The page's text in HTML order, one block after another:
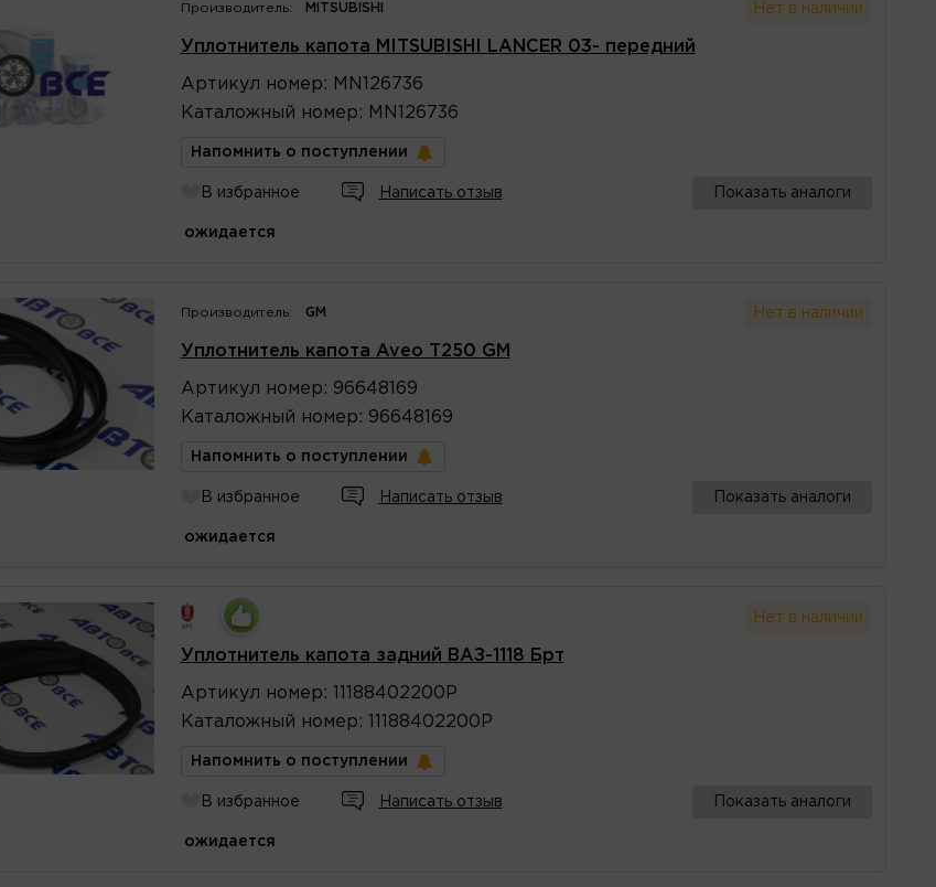
Производитель: MITSUBISHI Нет в наличии
Уплотнитель капота MITSUBISHI LANCER 03- передний
Артикул номер : MN126736
Каталожный номер : MN126736
Напомнить о поступлении
В избранное Написать отзыв Показать аналоги
ожидается
Производитель: GM Нет в наличии
Уплотнитель капота Aveo T250 GM
Артикул номер : 96648169
Каталожный номер : 96648169
Напомнить о поступлении
В избранное Написать отзыв Показать аналоги
ожидается
Нет в наличии
Уплотнитель капота задний ВАЗ-1118 Брт
Артикул номер : 11188402200Р
Каталожный номер : 11188402200Р
Напомнить о поступлении
В избранное Написать отзыв Показать аналоги
ожидается